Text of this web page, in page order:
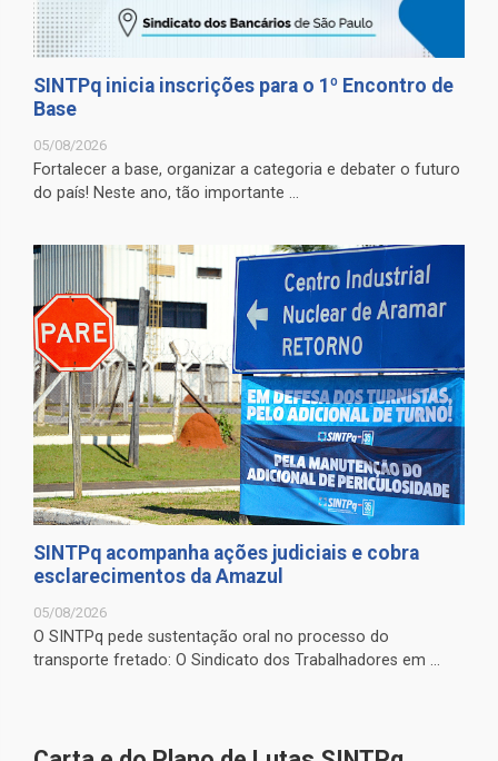
SINTPq inicia inscrições para o 1º Encontro de
Base
05/08/2026
Fortalecer a base, organizar a categoria e debater o futuro
do país! Neste ano, tão importante ...
SINTPq acompanha ações judiciais e cobra
esclarecimentos da Amazul
05/08/2026
O SINTPq pede sustentação oral no processo do
transporte fretado: O Sindicato dos Trabalhadores em ...